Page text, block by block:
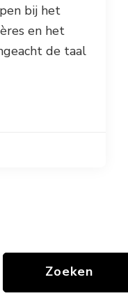
bij het
en het
de taal
Zoeken